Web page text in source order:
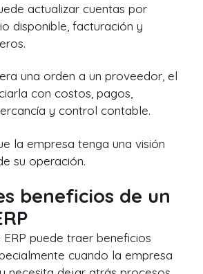
actualizar cuentas por
disponible, facturación y
una orden a un proveedor, el
con costos, pagos,
y control contable.
la empresa tenga una visión
su operación.
beneficios de un
puede traer beneficios
cuando la empresa